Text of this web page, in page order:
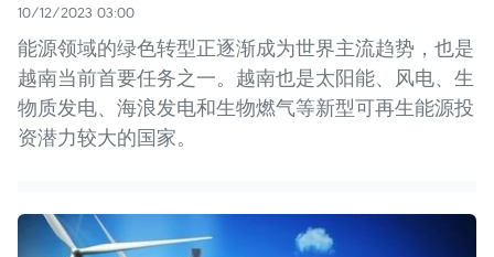
10/12/2023 03:00
能源领域的绿色转型正逐渐成为世界主流趋势，也是
越南当前首要任务之一。越南也是太阳能、风电、生
物质发电、海浪发电和生物燃气等新型可再生能源投
资潜力较大的国家。